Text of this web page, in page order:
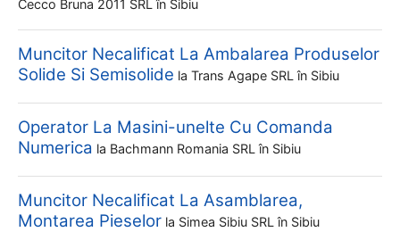
Cecco Bruna 2011 SRL în Sibiu
Muncitor Necalificat La Ambalarea Produselor
Solide Si Semisolide la Trans Agape SRL în Sibiu
Operator La Masini-unelte Cu Comanda
Numerica la Bachmann Romania SRL în Sibiu
Muncitor Necalificat La Asamblarea,
Montarea Pieselor la Simea Sibiu SRL în Sibiu